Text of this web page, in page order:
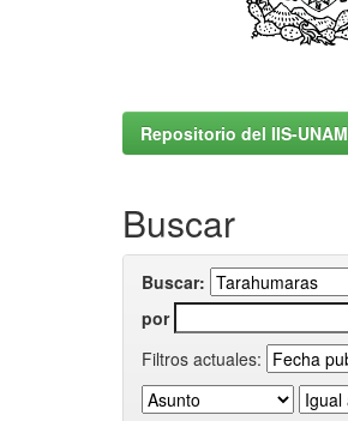
Repositorio del IIS-UNAM
Buscar
Buscar:
por
Filtros actuales: